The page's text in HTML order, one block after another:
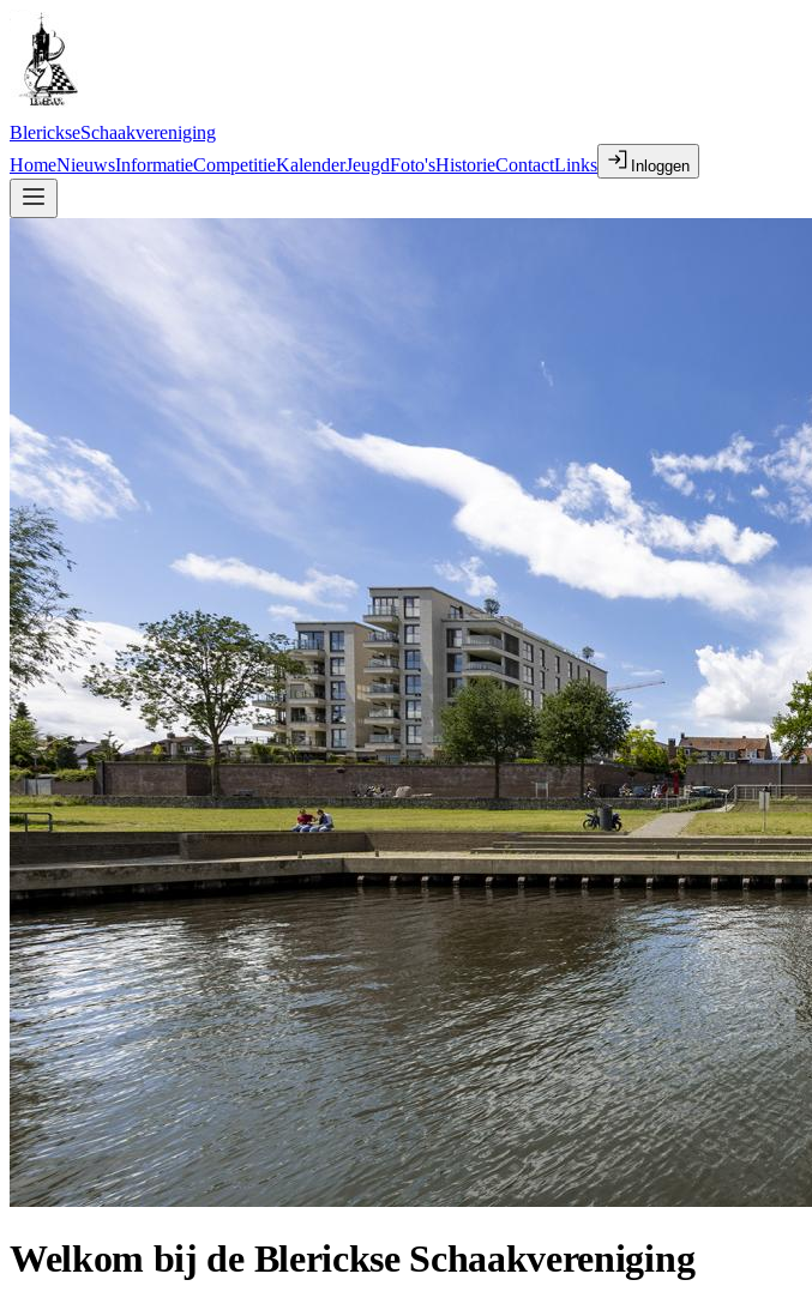
BlerickseSchaakvereniging
HomeNieuwsInformatieCompetitieKalenderJeugdFoto'sHistorieContactLinks Inloggen
Welkom bij de Blerickse Schaakvereniging